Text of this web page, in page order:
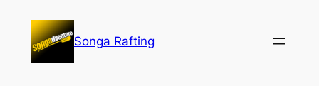
konten
Songa Rafting